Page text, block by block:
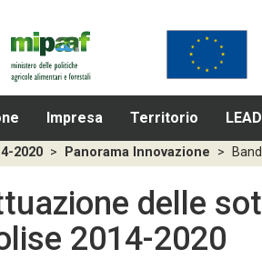
Impresa Territorio
2020 > Panorama Innovazione >
delle
2014-2020